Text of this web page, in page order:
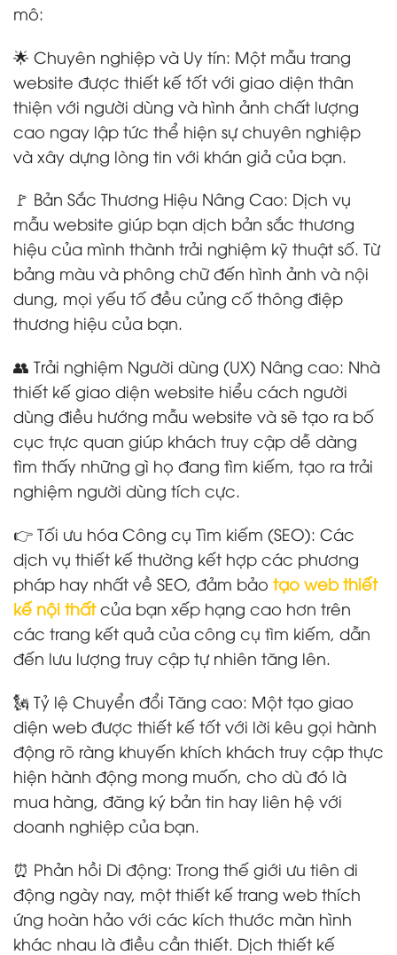
mô:
🌟 Chuyên nghiệp và Uy tín: Một mẫu trang
website được thiết kế tốt với giao diện thân
thiện với người dùng và hình ảnh chất lượng
cao ngay lập tức thể hiện sự chuyên nghiệp
và xây dựng lòng tin với khán giả của bạn.
🚩 Bản Sắc Thương Hiệu Nâng Cao: Dịch vụ
mẫu website giúp bạn dịch bản sắc thương
hiệu của mình thành trải nghiệm kỹ thuật số. Từ
bảng màu và phông chữ đến hình ảnh và nội
dung, mọi yếu tố đều củng cố thông điệp
thương hiệu của bạn.
👥 Trải nghiệm Người dùng (UX) Nâng cao: Nhà
thiết kế giao diện website hiểu cách người
dùng điều hướng mẫu website và sẽ tạo ra bố
cục trực quan giúp khách truy cập dễ dàng
tìm thấy những gì họ đang tìm kiếm, tạo ra trải
nghiệm người dùng tích cực.
👉 Tối ưu hóa Công cụ Tìm kiếm (SEO): Các
dịch vụ thiết kế thường kết hợp các phương
pháp hay nhất về SEO, đảm bảo tạo web thiết
kế nội thấtcủa bạn xếp hạng cao hơn trên
các trang kết quả của công cụ tìm kiếm, dẫn
đến lưu lượng truy cập tự nhiên tăng lên.
🗽 Tỷ lệ Chuyển đổi Tăng cao: Một tạo giao
diện web được thiết kế tốt với lời kêu gọi hành
động rõ ràng khuyến khích khách truy cập thực
hiện hành động mong muốn, cho dù đó là
mua hàng, đăng ký bản tin hay liên hệ với
doanh nghiệp của bạn.
⏰ Phản hồi Di động: Trong thế giới ưu tiên di
động ngày nay, một thiết kế trang web thích
ứng hoàn hảo với các kích thước màn hình
khác nhau là điều cần thiết. Dịch thiết kế